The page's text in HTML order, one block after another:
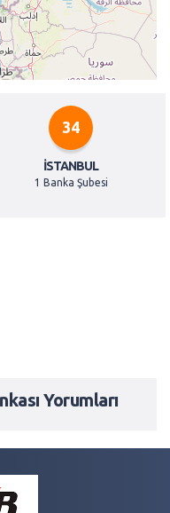
34
İSTANBUL
1 Banka Şubesi
Yorumları